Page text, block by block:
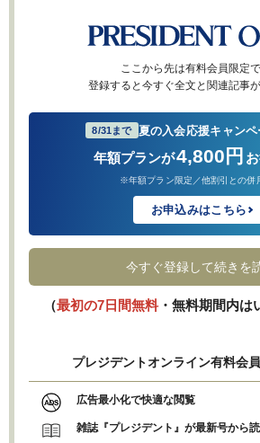
ここから先は有料会員限定で
登録すると今すぐ全文と関連記事が
8/31まで 夏の入会応援キャンペ
年額プランが4,800円
※年額プラン限定／他割引との併
お申込みはこちら
今すぐ登録して続きを
（最初の7日間無料・無料期間内は
プレジデントオンライン有料会
広告最小化で快適な閲覧
雑誌『プレジデント』が最新号から